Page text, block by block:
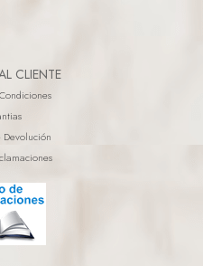
CLIENTE
Devolución